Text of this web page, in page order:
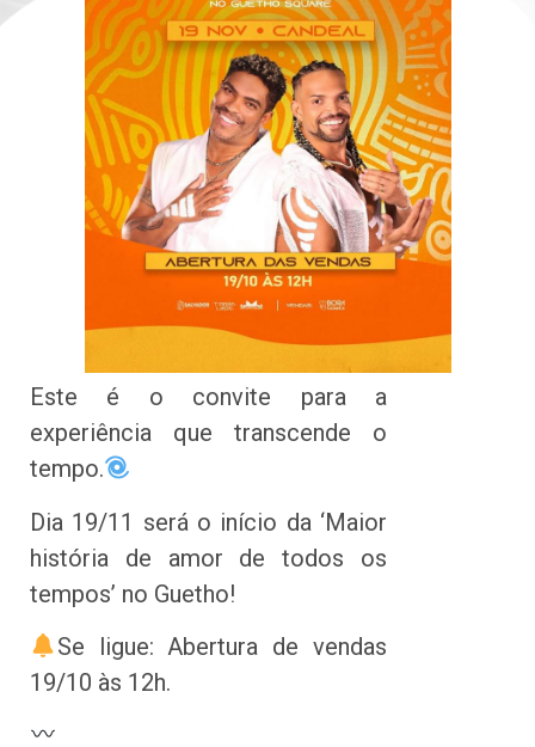
Este é o convite para a
experiência que transcende o
tempo.
Dia 19/11 será o início da ‘Maior
história de amor de todos os
tempos’ no Guetho!
Se ligue: Abertura de vendas
19/10 às 12h.